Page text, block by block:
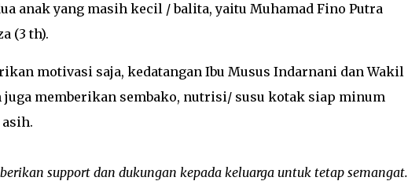
anak yang masih kecil / balita, yaitu Muhamad Fino Putra
(3 th).
motivasi saja, kedatangan Ibu Musus Indarnani dan Wakil
juga memberikan sembako, nutrisi/ susu kotak siap minum
support dan dukungan kepada keluarga untuk tetap semangat.